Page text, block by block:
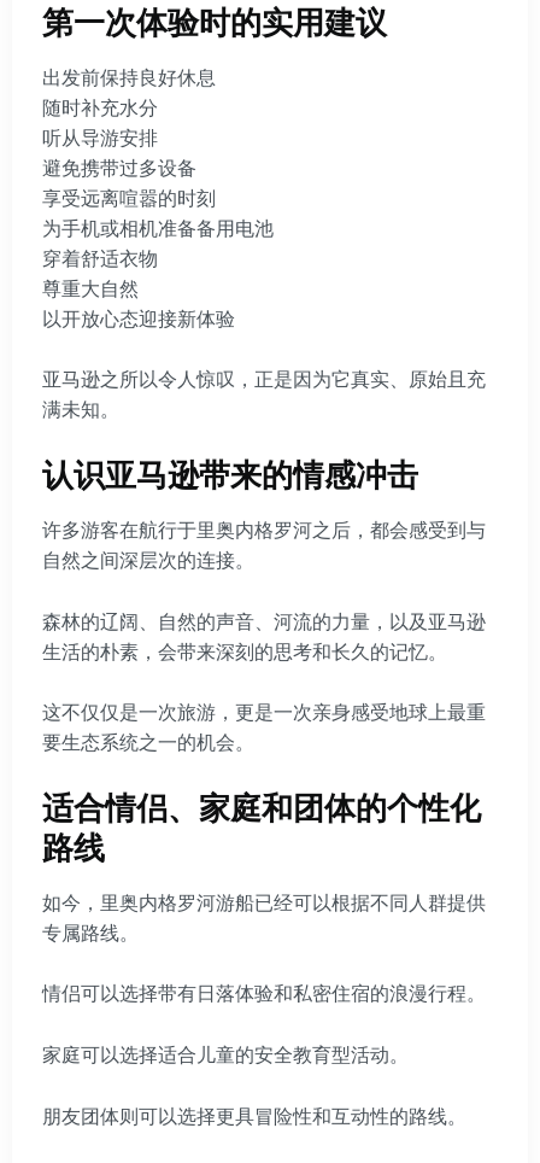
第一次体验时的实用建议
出发前保持良好休息
随时补充水分
听从导游安排
避免携带过多设备
享受远离喧嚣的时刻
为手机或相机准备备用电池
穿着舒适衣物
尊重大自然
以开放心态迎接新体验
亚马逊之所以令人惊叹，正是因为它真实、原始且充
满未知。
认识亚马逊带来的情感冲击
许多游客在航行于里奥内格罗河之后，都会感受到与
自然之间深层次的连接。
森林的辽阔、自然的声音、河流的力量，以及亚马逊
生活的朴素，会带来深刻的思考和长久的记忆。
这不仅仅是一次旅游，更是一次亲身感受地球上最重
要生态系统之一的机会。
适合情侣、家庭和团体的个性化
路线
如今，里奥内格罗河游船已经可以根据不同人群提供
专属路线。
情侣可以选择带有日落体验和私密住宿的浪漫行程。
家庭可以选择适合儿童的安全教育型活动。
朋友团体则可以选择更具冒险性和互动性的路线。